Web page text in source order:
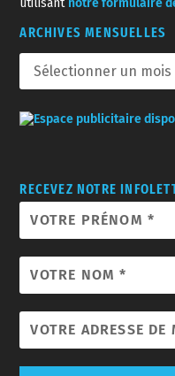
utilisant notre formulaire
ARCHIVES MENSUELLES
RECEVEZ NOTRE